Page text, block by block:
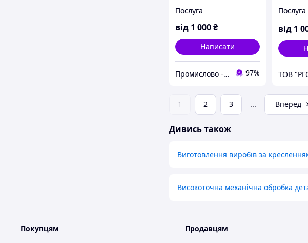
Послуга
від 1 000₴
Написати
Промислово - торгове об'єднання "Еклі" 97%
Послуга
від 1
ТОВ
1 2 3 ... Вперед
Дивись також
Виготовлення виробів за
Високоточна механічна обробка
Покупцям Продавцям